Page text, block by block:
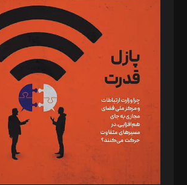
د‌بیر پیوست جهان: مینا پاکدل
د‌بیر تحریریه آنلاین: بابک نقاش
تحریریه‌: مجتبی محمود‌ی، آرش برهمند، یسنا
مصطفی مسجدی آرانی، ابوالفضل رجبی، زهرا فکرانه،
رستمی،مصطفی باستان
ویرایش: نگار استاد‌‌آقا
طراح یونیفرم: مجید توکلی
فیلمبرداری و عکاسی: امیر شفیعی، مانی لطفی زاده
گرافیک و صفحه‌آرایی: سید‌سبحان‌علی ثابت
مد‌یر توسعه تجاری: کامبیز برید‌
امور مالی: شاپور رهبری، محمد‌ کاظمی‌نیا